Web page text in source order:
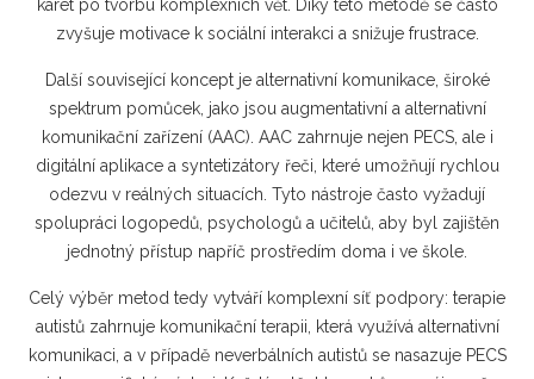
karet po tvorbu komplexních vět. Díky této metodě se často
zvyšuje motivace k sociální interakci a snižuje frustrace.
Další související koncept je alternativní komunikace, široké
spektrum pomůcek, jako jsou augmentativní a alternativní
komunikační zařízení (AAC) . AAC zahrnuje nejen PECS, ale i
digitální aplikace a syntetizátory řeči, které umožňují rychlou
odezvu v reálných situacích. Tyto nástroje často vyžadují
spolupráci logopedů, psychologů a učitelů, aby byl zajištěn
jednotný přístup napříč prostředím doma i ve škole.
Celý výběr metod tedy vytváří komplexní síť podpory: terapie
autistů zahrnuje komunikační terapii, která využívá alternativní
komunikaci, a v případě neverbálních autistů se nasazuje PECS